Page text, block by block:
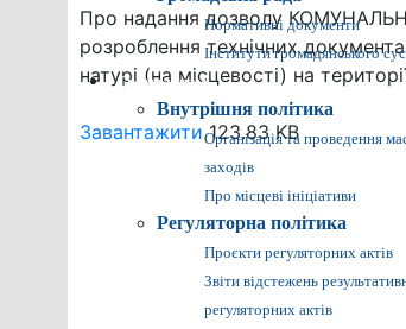
Нормативні документи
Інститути громадянського
Громадянам
Внутрішня політика
Організація та проведення
заходів
Про місцеві ініціативи
Регуляторна політика
Проєкти регуляторних актів
Звіти відстежень
регуляторних актів
Про надання дозволу
розроблення технічних
натурі (на місцевості) на
Завантажити123.83 KB